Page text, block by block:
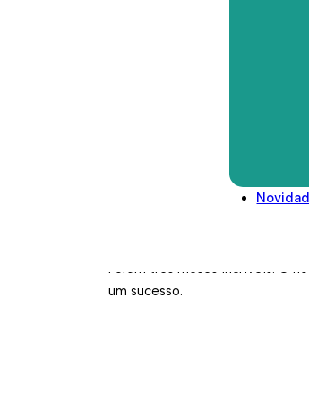
Alexandre Dias, Editor
​Foram três meses incríveis. O
um sucesso.